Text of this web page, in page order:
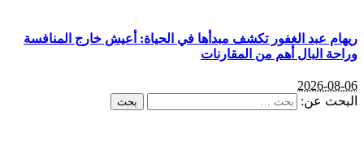
ريهام عبد الغفور تكشف مبدأها في الحياة: أعيش خارج المنافسة
وراحة البال أهم من المقارنات
2026-08-06
البحث عن: